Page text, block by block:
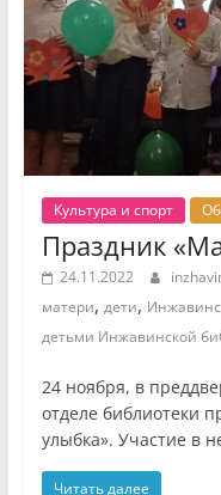
Культура и спорт
Праздник
24.11.2022
матери, дети,
детьми Инжавинской
24 ноября, в
отделе библиотеки
улыбка». Участие в
Читать далее